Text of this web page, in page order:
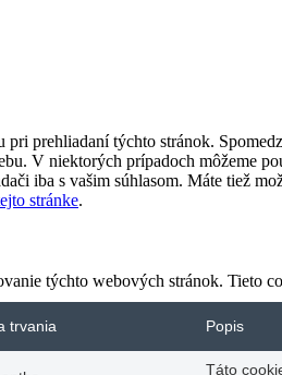
prehliadaní týchto stránok.
V niektorých prípadoch môžeme
iba s vašim súhlasom. Máte tiež
stránke.
týchto webových stránok. Tieto
trvania Popis
Táto